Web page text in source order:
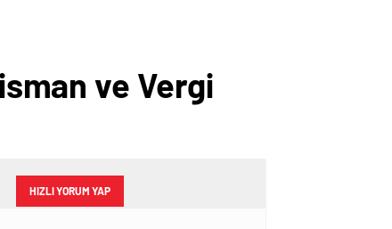
ve Vergi
HIZLI YORUM YAP